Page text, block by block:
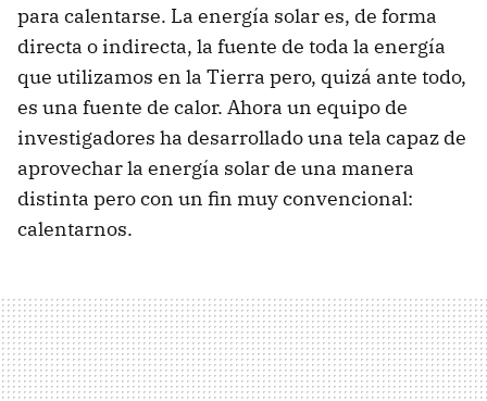
para calentarse. La energía solar es, de forma
directa o indirecta, la fuente de toda la energía
que utilizamos en la Tierra pero, quizá ante todo,
es una fuente de calor. Ahora un equipo de
investigadores ha desarrollado una tela capaz de
aprovechar la energía solar de una manera
distinta pero con un fin muy convencional:
calentarnos.